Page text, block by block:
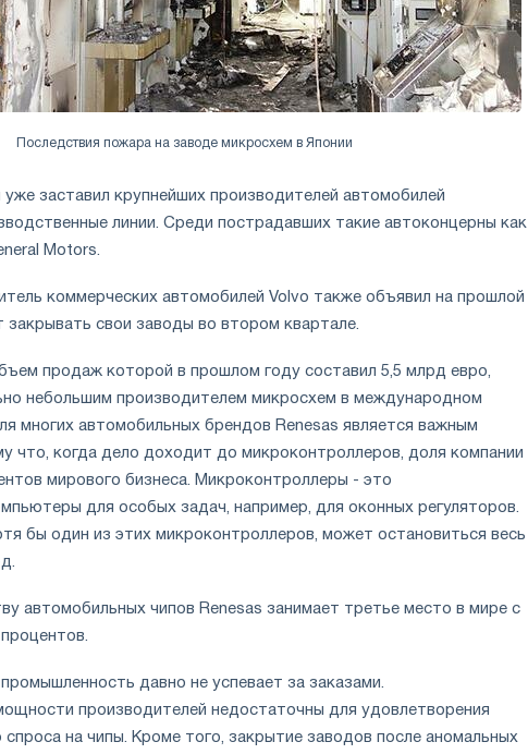
Последствия пожара на заводе микросхем в Японии
заставил крупнейших производителей автомобилей
линии. Среди пострадавших такие автоконцерны как
Motors.
коммерческих автомобилей Volvo также объявил на прошлой
закрывать свои заводы во втором квартале.
продаж которой в прошлом году составил 5,5 млрд евро,
небольшим производителем микросхем в международном
многих автомобильных брендов Renesas является важным
что, когда дело доходит до микроконтроллеров, доля компании
мирового бизнеса. Микроконтроллеры - это
для особых задач, например, для оконных регуляторов.
бы один из этих микроконтроллеров, может остановиться весь
автомобильных чипов Renesas занимает третье место в мире с
давно не успевает за заказами.
производителей недостаточны для удовлетворения
на чипы. Кроме того, закрытие заводов после аномальных